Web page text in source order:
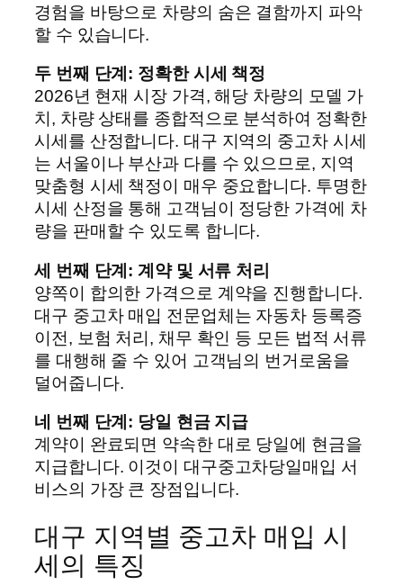
경험을 바탕으로 차량의 숨은 결함까지 파악
할 수 있습니다.
두 번째 단계: 정확한 시세 책정
2026년 현재 시장 가격, 해당 차량의 모델 가
치, 차량 상태를 종합적으로 분석하여 정확한
시세를 산정합니다. 대구 지역의 중고차 시세
는 서울이나 부산과 다를 수 있으므로, 지역
맞춤형 시세 책정이 매우 중요합니다. 투명한
시세 산정을 통해 고객님이 정당한 가격에 차
량을 판매할 수 있도록 합니다.
세 번째 단계: 계약 및 서류 처리
양쪽이 합의한 가격으로 계약을 진행합니다.
대구 중고차 매입 전문업체는 자동차 등록증
이전, 보험 처리, 채무 확인 등 모든 법적 서류
를 대행해 줄 수 있어 고객님의 번거로움을
덜어줍니다.
네 번째 단계: 당일 현금 지급
계약이 완료되면 약속한 대로 당일에 현금을
지급합니다. 이것이 대구중고차당일매입 서
비스의 가장 큰 장점입니다.
대구 지역별 중고차 매입 시
세의 특징